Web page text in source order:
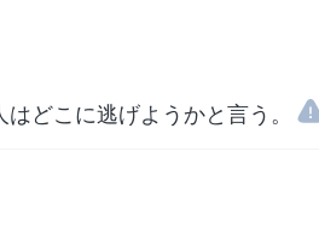
どこに逃げようかと言う。